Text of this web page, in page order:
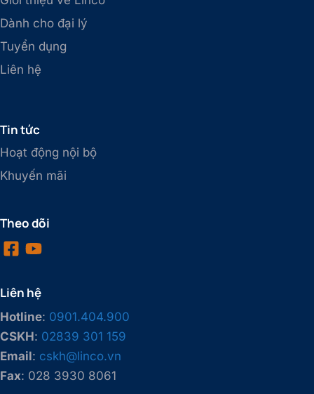
Dành cho đại lý
Tuyển dụng
Liên hệ
Tin tức
Hoạt động nội bộ
Khuyến mãi
Theo dõi
Liên hệ
Hotline: 0901.404.900
CSKH: 02839 301 159
Email: cskh@linco.vn
Fax: 028 3930 8061